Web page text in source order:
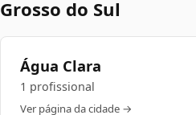
Grosso do Sul
Água Clara
1 profissional
Ver página da cidade →